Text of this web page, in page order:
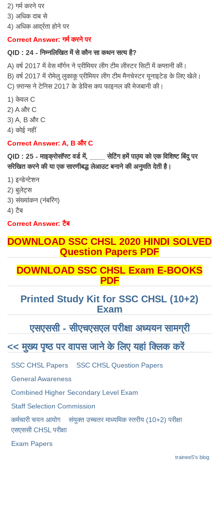
2) गर्म करने पर
3) अधिक दाब से
4) अधिक आर्द्रता होने पर
Correct Answer: गर्म करने पर
QID : 24 - निम्नलिखित में से कौन सा कथन सत्य है?
A) वर्ष 2017 में वेस मॉर्गन ने प्रीमियर लीग टीम लीस्टर सिटी में कप्तानी की।
B) वर्ष 2017 में रोमेलु लुकाकू प्रीमियर लीग टीम मैनचेस्टर यूनाइटेड के लिए खेले।
C) फ़्रान्स ने टेनिस 2017 के डेविस कप फाइनल की मेजबानी की।
1) केवल C
2) A और C
3) A, B और C
4) कोई नहीं
Correct Answer: A, B और C
QID : 25 - माइक्रोसॉफ्ट वर्ड में, ____ सेटिंग हमें पाठ्य को एक विशिष्ट बिंदु पर
संरेखित करने की या एक सारणीबद्ध लेआउट बनाने की अनुमति देती है।
1) इन्डेन्टेशन
2) बुलेट्स
3) संख्यांकन (नंबरिंग)
4) टैब
Correct Answer: टैब
DOWNLOAD SSC CHSL 2020 HINDI SOLVED
Question Papers PDF
DOWNLOAD SSC CHSL Exam E-BOOKS
PDF
Printed Study Kit for SSC CHSL (10+2)
Exam
एसएससी - सीएचएसएल परीक्षा ​​अध्ययन सामग्री
<< मुख्य पृष्ठ पर वापस जाने के लिए यहां क्लिक करें
SSC CHSL Papers
SSC CHSL Question Papers
General Awareness
Combined Higher Secondary Level Exam
Staff Selection Commission
कर्मचारी चयन आयोग
संयुक्त उच्चतर माध्यमिक स्तरीय (10+2) परीक्षा
​एसएससी CHSL परीक्षा
Exam Papers
trainee5's blog